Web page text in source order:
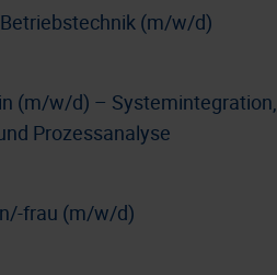
(m/w/d)
(m/w/d) – Systemintegration,
Prozessanalyse
frau (m/w/d)